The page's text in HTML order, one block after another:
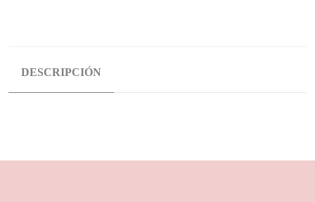
DESCRIPCIÓN